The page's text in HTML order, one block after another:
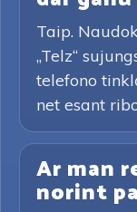
Taip.
„Telz“
telefono
net esant
Ar man
norint